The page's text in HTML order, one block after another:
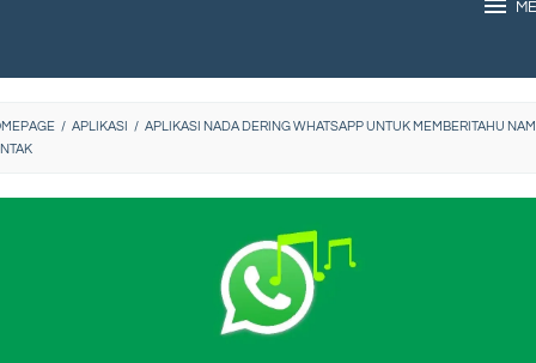
/ APLIKASI / APLIKASI NADA DERING WHATSAPP UNTUK MEMBERITAHU